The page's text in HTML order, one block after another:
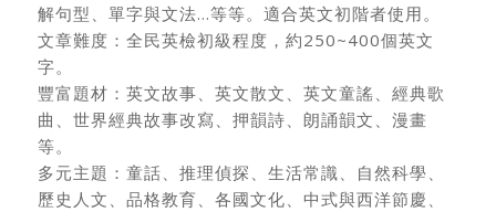
解句型、單字與文法…等等。適合英文初階者使用。
文章難度：全民英檢初級程度，約250~400個英文
字。
豐富題材：英文故事、英文散文、英文童謠、經典歌
曲、世界經典故事改寫、押韻詩、朗誦韻文、漫畫
等。
多元主題：童話、推理偵探、生活常識、自然科學、
歷史人文、品格教育、各國文化、中式與西洋節慶、